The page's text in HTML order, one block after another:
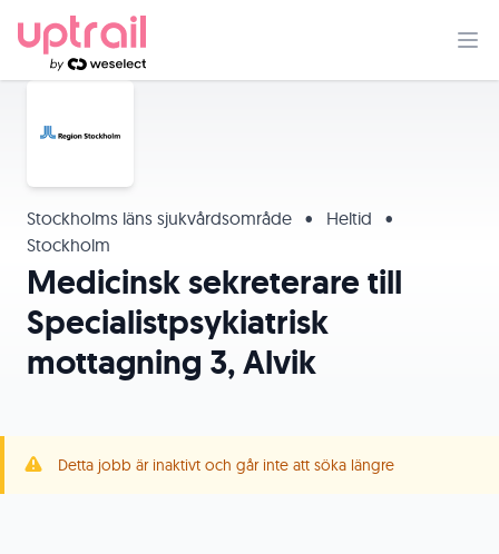
Stockholms läns sjukvårdsområde • Heltid
•
Stockholm
Medicinsk sekreterare till
Specialistpsykiatrisk
mottagning 3, Alvik
Detta jobb är inaktivt och går inte att söka längre